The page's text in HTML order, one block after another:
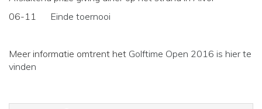
06-11 Einde toernooi
Meer informatie omtrent het Golftime Open 2016 is hier te
vinden